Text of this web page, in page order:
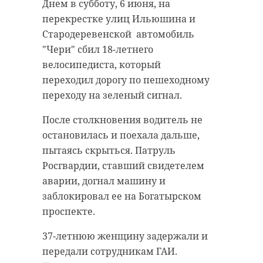
Днем в субботу, 6 июня, на
перекрестке улиц Ильюшина и
Стародеревенской автомобиль
"Чери" сбил 18-летнего
велосипедиста, который
переходил дорогу по пешеходному
переходу на зеленый сигнал.
После столкновения водитель не
остановилась и поехала дальше,
пытаясь скрыться. Патруль
Росгвардии, ставший свидетелем
аварии, догнал машину и
заблокировал ее на Богатырском
проспекте.
37-летнюю женщину задержали и
передали сотрудникам ГАИ.
Сенатор от Ленинградской области
Сергей Перминов в разговоре
сivbg.ruотметил, что кампания
прошла напряженно и на
эмоциях. По его словам, разные
политические силы предлагали
том числе по вопросам внешней
политики, поэтому выборы стали
соревнованием разных сценариев
развития Армении.
Представитель в Совфеде от 47
региона подчеркнул, что
ожидаемым: партия Пашиняна
сохраняет заметную поддержку,
активностей. Здесь есть качели и
уличные батуты, лазилки и
песочницы. На площадке —
безопасное покрытие, по
периметру — газон, деревья,
лавочки и освещение, отметил
Всего в регионе намерены
обустроить в этом году 169
территорий: парки, аллеи,
площади, бульвары, памятные
места, набережные и дворы,
поделился Александр Дрозденко.
Он также напомнил, что
ленинградцы могут проголосовать